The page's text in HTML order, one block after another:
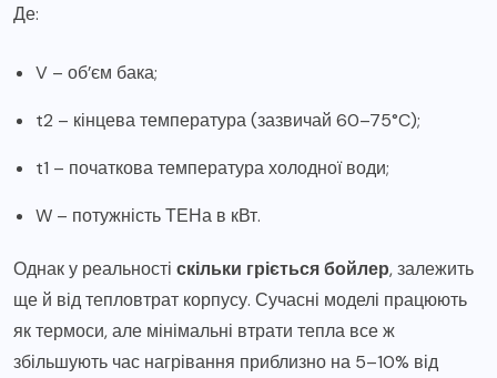
Де:
V – об’єм бака;
t2 – кінцева температура (зазвичай 60–75°C);
t1 – початкова температура холодної води;
W – потужність ТЕНа в кВт.
Однак у реальності скільки гріється бойлер, залежить
ще й від тепловтрат корпусу. Сучасні моделі працюють
як термоси, але мінімальні втрати тепла все ж
збільшують час нагрівання приблизно на 5–10% від